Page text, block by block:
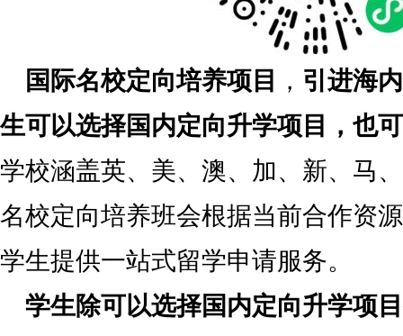
国际名校定向培养项目 ， 引进海
生可以选择国内定向升学项目，也
学校涵盖英、美、澳、加、新、马
名校定向培养班会根据当前合作资
学生提供一站式留学申请服务。
学生除可以选择国内定向升学项